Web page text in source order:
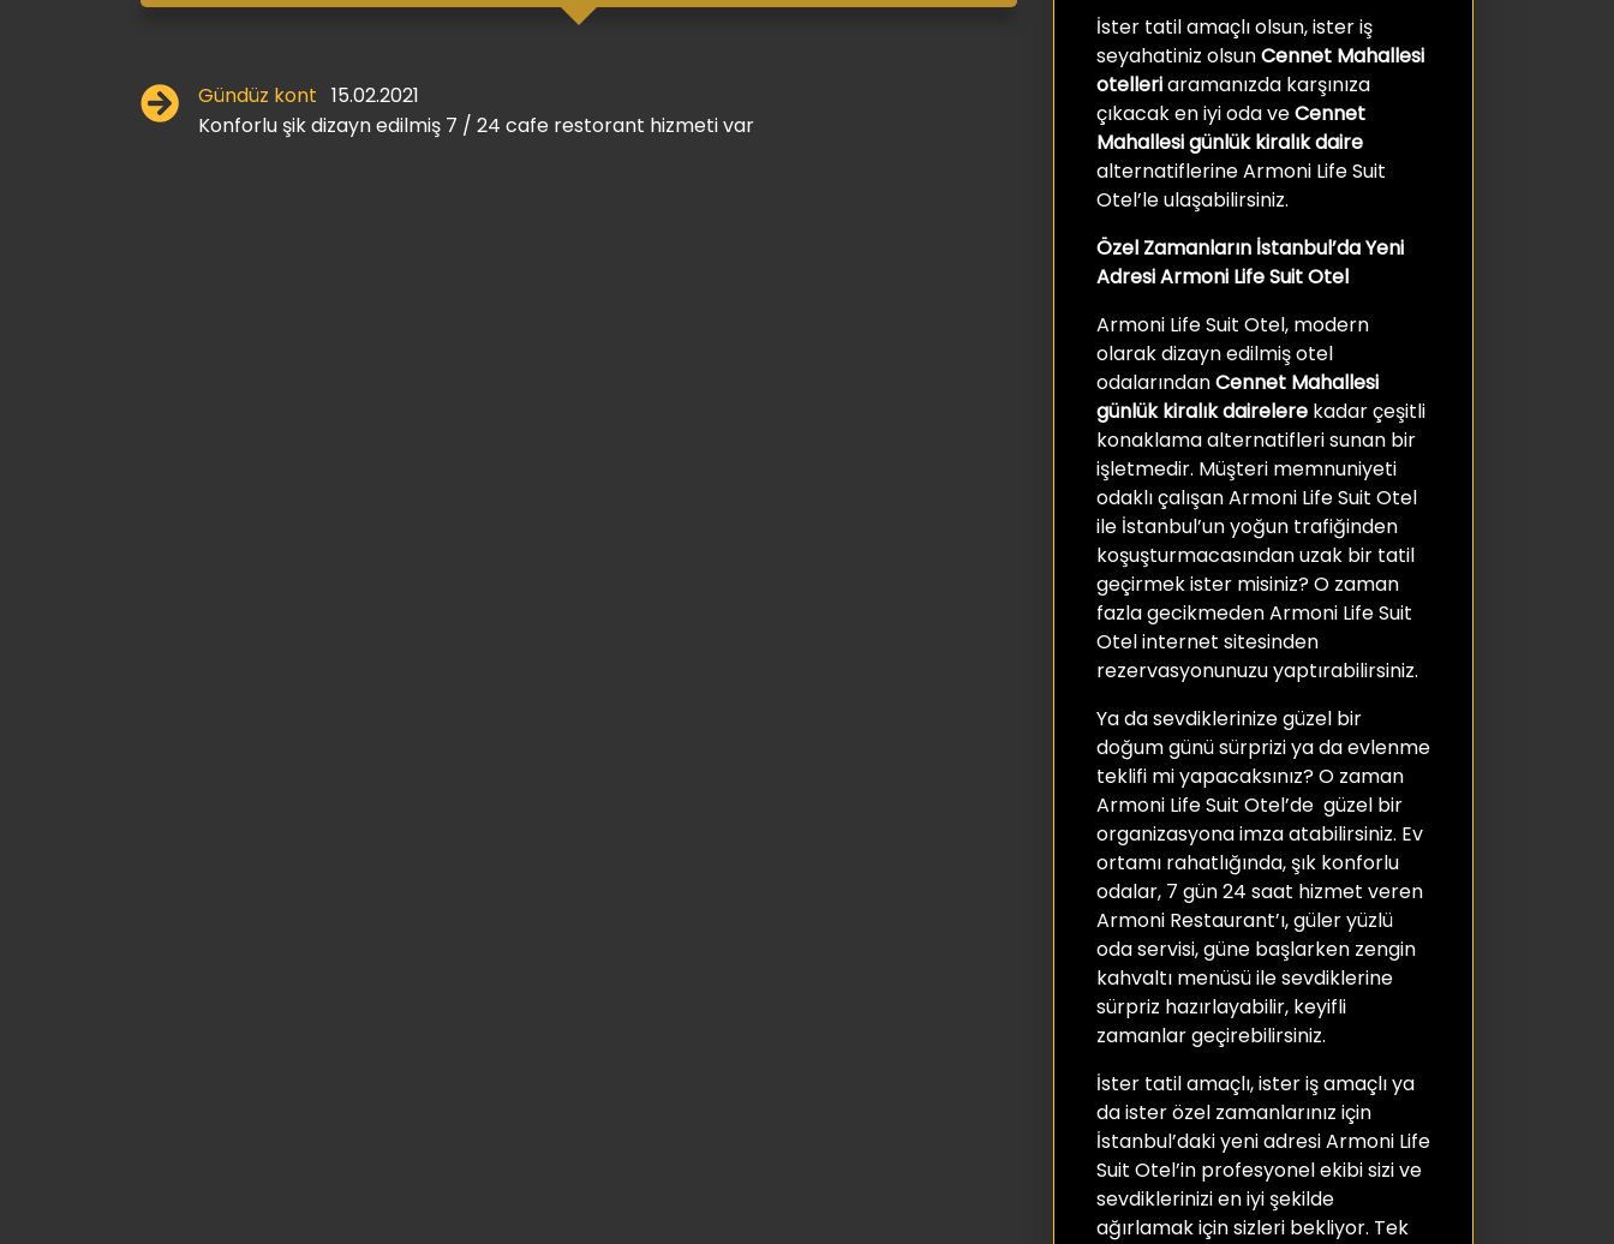
Gündüz kont 15.02.2021
Konforlu şik dizayn edilmiş 7 / 24 cafe restorant hizmeti var
İster tatil amaçlı olsun, ister iş
seyahatiniz olsunCennet Mahallesi
otelleriaramanızda karşınıza
çıkacak en iyi oda veCennet
Mahallesi günlük kiralık daire
alternatiflerine Armoni Life Suit
Otel’le ulaşabilirsiniz.
Özel Zamanların İstanbul’da Yeni
Adresi Armoni Life Suit Otel
Armoni Life Suit Otel, modern
olarak dizayn edilmiş otel
odalarındanCennet Mahallesi
günlük kiralıkdairelere kadar çeşitli
konaklama alternatifleri sunan bir
işletmedir. Müşteri memnuniyeti
odaklı çalışan Armoni Life Suit Otel
ile İstanbul’un yoğun trafiğinden
koşuşturmacasından uzak bir tatil
geçirmek ister misiniz? O zaman
fazla gecikmeden Armoni Life Suit
Otel internet sitesinden
rezervasyonunuzu yaptırabilirsiniz.
Ya da sevdiklerinize güzel bir
doğum günü sürprizi ya da evlenme
teklifi mi yapacaksınız? O zaman
Armoni Life Suit Otel’de güzel bir
organizasyona imza atabilirsiniz. Ev
ortamı rahatlığında, şık konforlu
odalar, 7 gün 24 saat hizmet veren
Armoni Restaurant’ı, güler yüzlü
oda servisi, güne başlarken zengin
kahvaltı menüsü ile sevdiklerine
sürpriz hazırlayabilir, keyifli
zamanlar geçirebilirsiniz.
İster tatil amaçlı, ister iş amaçlı ya
da ister özel zamanlarınız için
İstanbul’daki yeni adresi Armoni Life
Suit Otel’in profesyonel ekibi sizi ve
sevdiklerinizi en iyi şekilde
ağırlamak için sizleri bekliyor. Tek